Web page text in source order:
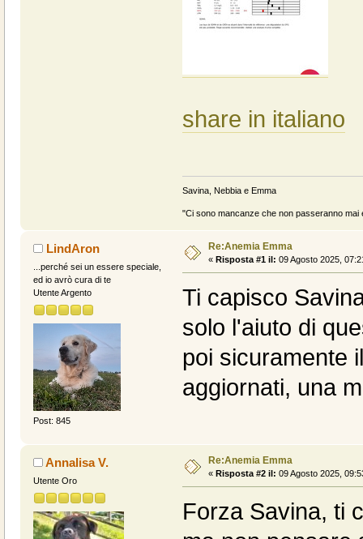
share in italiano
Savina, Nebbia e Emma
"Ci sono mancanze che non passeranno
LindAron
...perché sei un essere speciale,
ed io avrò cura di te
Utente Argento
Post: 845
Re:Anemia Emma
« Risposta #1 il: 09 Agosto 2025,
Ti capisco
solo l'aiuto di
poi sicuramente
aggiornati, una
Annalisa V.
Utente Oro
Re:Anemia Emma
« Risposta #2 il: 09 Agosto 2025,
Forza Savina, ti